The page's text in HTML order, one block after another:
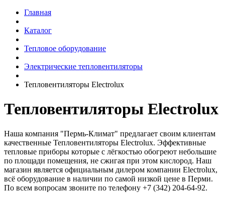
Главная
Каталог
Тепловое оборудование
Электрические тепловентиляторы
Тепловентиляторы Electrolux
Тепловентиляторы Electrolux
Наша компания "Пермь-Климат" предлагает своим клиентам
качественные Тепловентиляторы Electrolux. Эффективные
тепловые приборы которые с лёгкостью обогреют небольшие
по площади помещения, не сжигая при этом кислород. Наш
магазин является официальным дилером компании Electrolux,
всё оборудование в наличии по самой низкой цене в Перми.
По всем вопросам звоните по телефону +7 (342) 204-64-92.